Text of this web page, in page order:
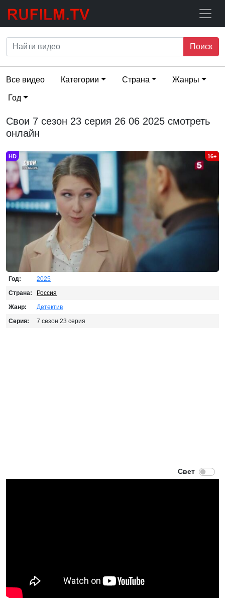
Поиск
Все видео Категории Страна Жанры
Год
Свои 7 сезон 23 серия 26 06 2025 смотреть
онлайн
HD 16+
Год:
2025
Страна:
Россия
Жанр:
Детектив
Серия:
7 сезон 23 серия